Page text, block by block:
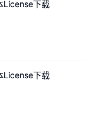
License下载
License下载